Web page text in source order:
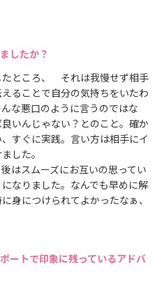
したか？
たところ、 それは我慢せず相手
ることで自分の気持ちをいたわ
な悪口のように言うのではな
いんじゃない？とのこと。確か
すぐに実践。言い方は相手にイ
した。
はスムーズにお互いの思ってい
なりました。なんでも早めに解
身につけられてよかったなぁ、
ートで印象に残っているアドバ